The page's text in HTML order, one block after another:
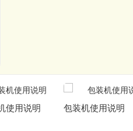
使用说明
包装机使用说明